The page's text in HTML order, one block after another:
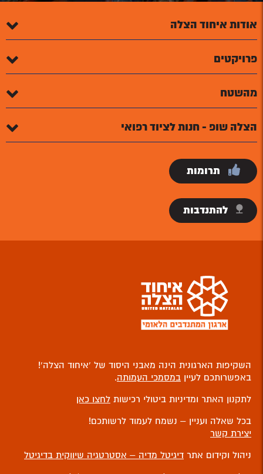
אודות איחוד הצלה
פרויקטים
מהשטח
הצלה שופ - חנות לציוד רפואי
תרומות
להתנדבות
השקיפות הארגונית הינה מאבני היסוד של ‘איחוד הצלה’!
באפשרותכם לעיין במסמכי העמותה.
לתקנון האתר ומדיניות ביטולי רכישות לחצו כאן
בכל שאלה ועניין – נשמח לעמוד לרשותכם!
יצירת קשר
ניהול וקידום אתר דיגיטל מדיה – אסטרטגיה שיווקית בדיגיטל